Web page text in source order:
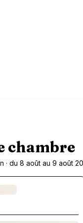
chambre
· du 8 août au 9 août
formules…